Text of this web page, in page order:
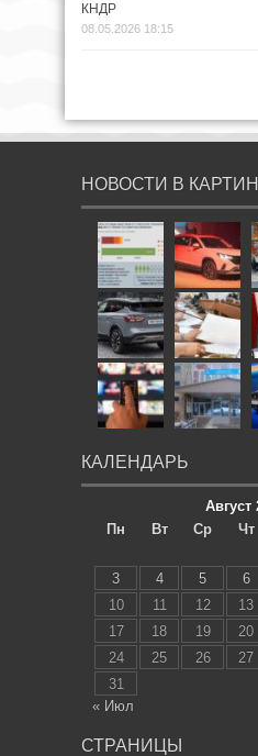
КНДР
08.05.2026 18:15
НОВОСТИ В
КАЛЕНДАРЬ
Август
Пн
Вт Ср Чт
3
4 5 6
10
11 12 13
17
18 19 20
24
25 26 27
31
« Июл
СТРАНИЦЫ